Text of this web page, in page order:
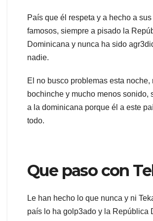
País que él respeta y a hecho a
famosos, siempre a pisado la
Dominicana y nunca ha sido
nadie.
El no busco problemas esta noche,
bochinche y mucho menos sonido,
a la dominicana porque él a este
todo.
Que paso con
Le han hecho lo que nunca y ni
país lo ha golp3ado y la República